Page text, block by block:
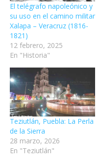
El telégrafo napoleónico y
su uso en el camino militar
Xalapa – Veracruz (1816-
1821)
12 febrero, 2025
En "Historia"
Teziutlán, Puebla: La Perla
de la Sierra
28 marzo, 2026
En "Teziutlán"